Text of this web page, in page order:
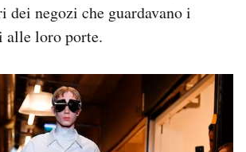
dei negozi che guardavano i
alle loro porte.